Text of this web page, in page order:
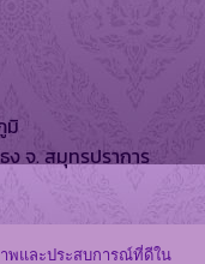
มิ
ง จ. สมุทรปราการ
พและประสบการณ์ที่ดีใน